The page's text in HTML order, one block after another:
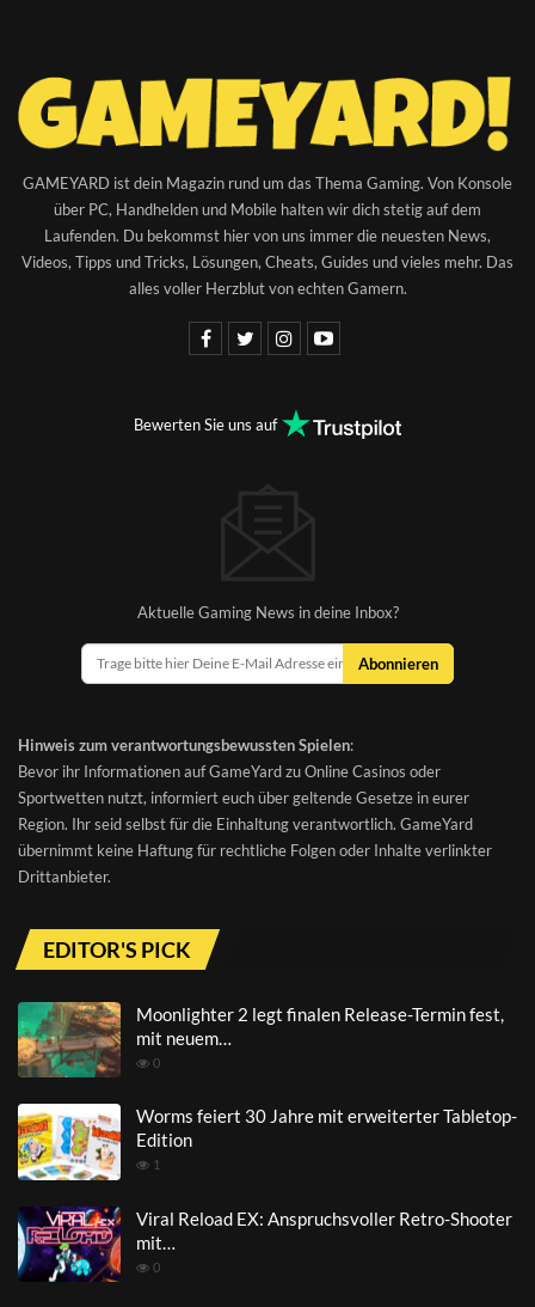
GAMEYARD ist dein Magazin rund um das Thema Gaming. Von Konsole
über PC, Handhelden und Mobile halten wir dich stetig auf dem
Laufenden. Du bekommst hier von uns immer die neuesten News,
Videos, Tipps und Tricks, Lösungen, Cheats, Guides und vieles mehr. Das
alles voller Herzblut von echten Gamern.
Bewerten Sie uns auf
Aktuelle Gaming News in deine Inbox?
Abonnieren
Hinweis zum verantwortungsbewussten Spielen:
Bevor ihr Informationen auf GameYard zu Online Casinos oder
Sportwetten nutzt, informiert euch über geltende Gesetze in eurer
Region. Ihr seid selbst für die Einhaltung verantwortlich. GameYard
übernimmt keine Haftung für rechtliche Folgen oder Inhalte verlinkter
Drittanbieter.
EDITOR'S PICK
Moonlighter 2 legt finalen Release-Termin fest,
mit neuem…
0
Worms feiert 30 Jahre mit erweiterter Tabletop-
Edition
1
Viral Reload EX: Anspruchsvoller Retro-Shooter
mit…
0